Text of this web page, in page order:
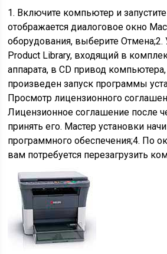
1. Включите компьютер и
отображается диалоговое окно
оборудования, выберите Отмена;2.
Product Library, входящий в
аппарата, в CD привод
произведен запуск программы
Просмотр лицензионного
Лицензионное соглашение после
принять его. Мастер установки
программного обеспечения;4. По
вам потребуется перезагрузить